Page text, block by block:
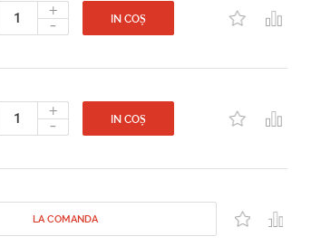
+
- IN COȘ
+
- IN COȘ
LA COMANDA